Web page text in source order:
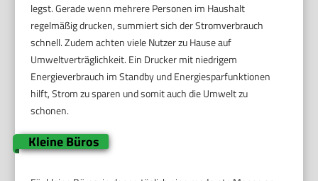
legst. Gerade wenn mehrere Personen im Haushalt
regelmäßig drucken, summiert sich der Stromverbrauch
schnell. Zudem achten viele Nutzer zu Hause auf
Umweltverträglichkeit. Ein Drucker mit niedrigem
Energieverbrauch im Standby und Energiesparfunktionen
hilft, Strom zu sparen und somit auch die Umwelt zu
schonen.
Kleine Büros